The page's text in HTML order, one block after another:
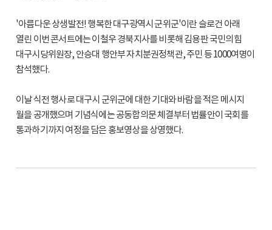
'아름다운 상생발전! 행복한 대구광역시 군위군'이란 슬로건 아래
열린 이번 콘서트에는 이철우 경북지사를 비롯해 김용판 국민의힘
대구시당위원장, 안승대 행안부 자치분권정책관, 주민 등 1000여명이
참석했다.
이날 식전 행사로 대구시 군위군에 대한 기대와 바람을 적은 메시지
월을 공개했으며 기념식에는 공동합의문 체결부터 법률안이 국회를
통과하기까지 여정을 담은 홍보영상을 상영했다.